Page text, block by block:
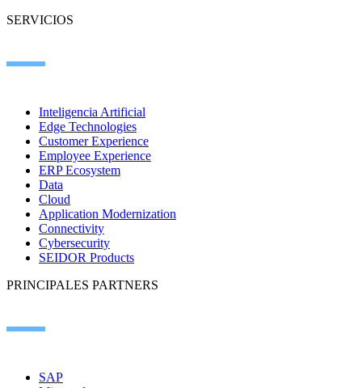
SERVICIOS
Inteligencia Artificial
Edge Technologies
Customer Experience
Employee Experience
ERP Ecosystem
Data
Cloud
Application Modernization
Connectivity
Cybersecurity
SEIDOR Products
PRINCIPALES PARTNERS
SAP